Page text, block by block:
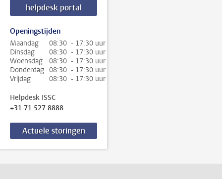
helpdesk portal
Openingstijden
Maandag
08:30 - 17:30 uur
Dinsdag
08:30 - 17:30 uur
Woensdag
08:30 - 17:30 uur
Donderdag 08:30 - 17:30 uur
Vrijdag
08:30 - 17:30 uur
Helpdesk ISSC
+31 71 527 8888
Actuele storingen